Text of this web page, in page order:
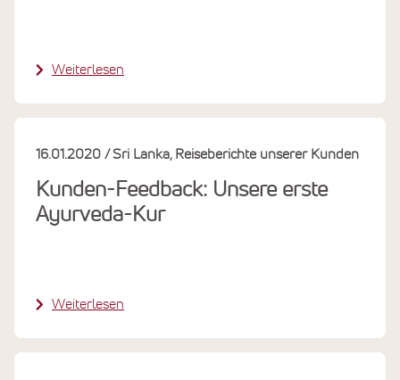
Weiterlesen
Kunden-Feedback: Unsere erste
Ayurveda-Kur
16.01.2020 Sri Lanka Reiseberichte unserer Kunden
Weiterlesen